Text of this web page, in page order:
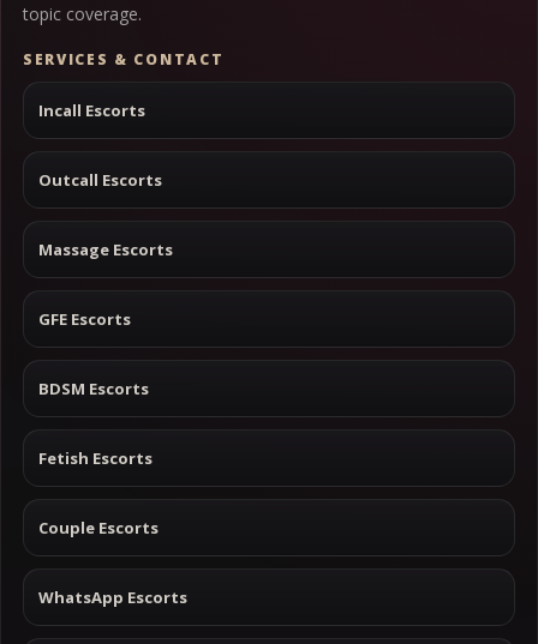
topic coverage.
SERVICES & CONTACT
Incall Escorts
Outcall Escorts
Massage Escorts
GFE Escorts
BDSM Escorts
Fetish Escorts
Couple Escorts
WhatsApp Escorts